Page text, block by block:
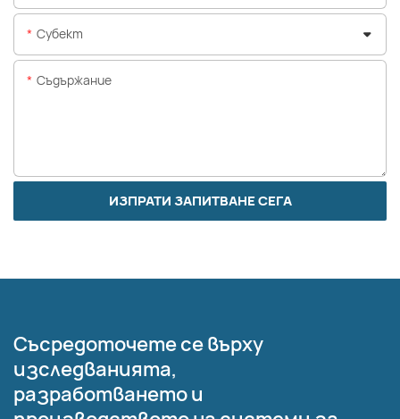
Субект
Съдържание
ИЗПРАТИ ЗАПИТВАНЕ СЕГА
Съсредоточете се върху
изследванията,
разработването и